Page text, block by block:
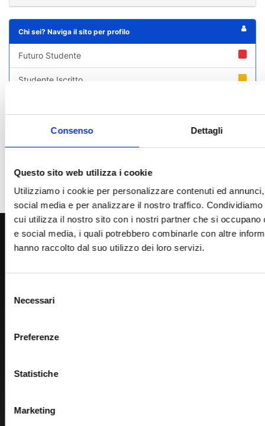
Consenso Dettagli
Questo sito web utilizza i cookie
Utilizziamo i cookie per personalizzare contenuti ed
social media e per analizzare il nostro traffico.
cui utilizza il nostro sito con i nostri partner che si occupano
e social media, i quali potrebbero combinarle con altre
hanno raccolto dal suo utilizzo dei loro servizi.
delNecessari
Preferenze
Statistiche
Marketing
Chi sei? Naviga il sito per profilo
Futuro Studente
Studente Iscritto
Laureato
Ente o Impresa
800 453 444
Lun. - Ven. dalle 09:00 alle 18:00 e Sab. dalle 9:00 alle 13:00
Amministrazione Trasparente
migrazione)
Normativa di Ateneo